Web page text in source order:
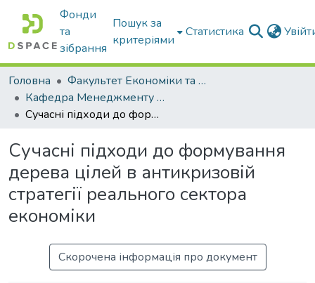
Фонди
та
зібрання
Пошук за
критеріями
Статистика
Головна
Факультет Економіки та бізнесу
Кафедра Менеджменту та публічного адміністрування
Сучасні підходи до формування дерева цілей в антикризовій стратегії реального сектора економіки
Сучасні підходи до формування
дерева цілей в антикризовій
стратегії реального сектора
економіки
Скорочена інформація про документ